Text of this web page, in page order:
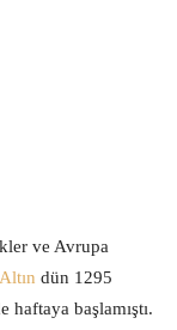
ve Avrupa
Altın dün 1295
başlamıştı.